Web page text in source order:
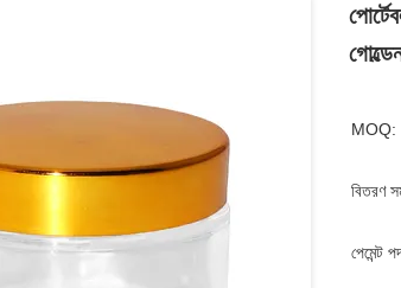
MOQ:
বিতরণ
পেমেন্ট